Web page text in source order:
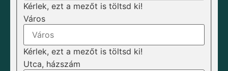
Kérlek, ezt a mezőt is töltsd ki!
Város
Kérlek, ezt a mezőt is töltsd ki!
Utca, házszám